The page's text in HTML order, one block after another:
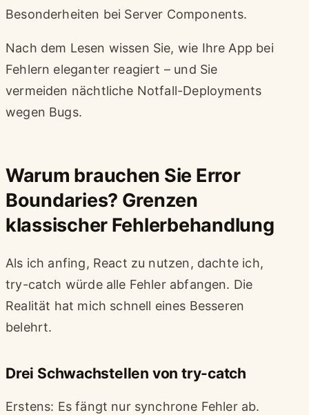
Besonderheiten bei Server Components.
Nach dem Lesen wissen Sie, wie Ihre App bei
Fehlern eleganter reagiert – und Sie
vermeiden nächtliche Notfall-Deployments
wegen Bugs.
Warum brauchen Sie Error
Boundaries? Grenzen
klassischer Fehlerbehandlung
Als ich anfing, React zu nutzen, dachte ich,
try-catch würde alle Fehler abfangen. Die
Realität hat mich schnell eines Besseren
belehrt.
Drei Schwachstellen von try-catch
Erstens: Es fängt nur synchrone Fehler ab.